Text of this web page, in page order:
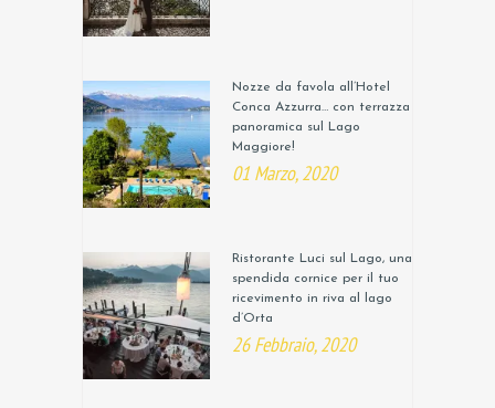
Nozze da favola all’Hotel
Conca Azzurra… con terrazza
panoramica sul Lago
Maggiore!
01 Marzo, 2020
Ristorante Luci sul Lago, una
spendida cornice per il tuo
ricevimento in riva al lago
d’Orta
26 Febbraio, 2020